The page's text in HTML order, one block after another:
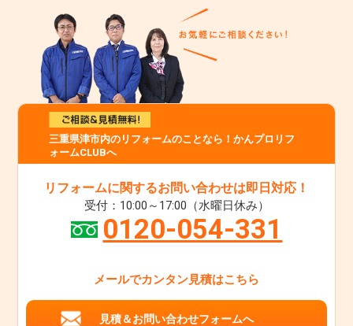
三重県津市内のリフォームのことなら！かんプロリフ
ォームCLUBへ
リフォームに関するお問い合わせは即日対応！
受付：10:00～17:00（水曜日休み）
0120-054-331
メールでカンタン見積はこちら
見積＆お問い合わせフォームへ